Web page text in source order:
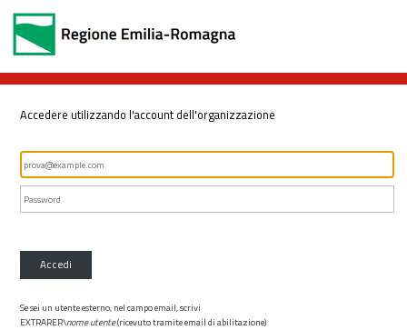
Accedere utilizzando l'account dell'organizzazione
Accedi
Se sei un utente esterno, nel campo email, scrivi
EXTRARER\nome utente(ricevuto tramite email di abilitazione)